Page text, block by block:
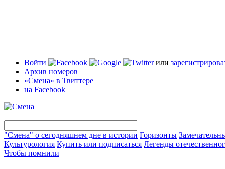
Войти или
Архив номеров
«Смена» в Твиттере
на Facebook
"Смена" о сегодняшнем дне в истории Горизонты
Культурология Купить или подписаться Легенды
Чтобы помнили